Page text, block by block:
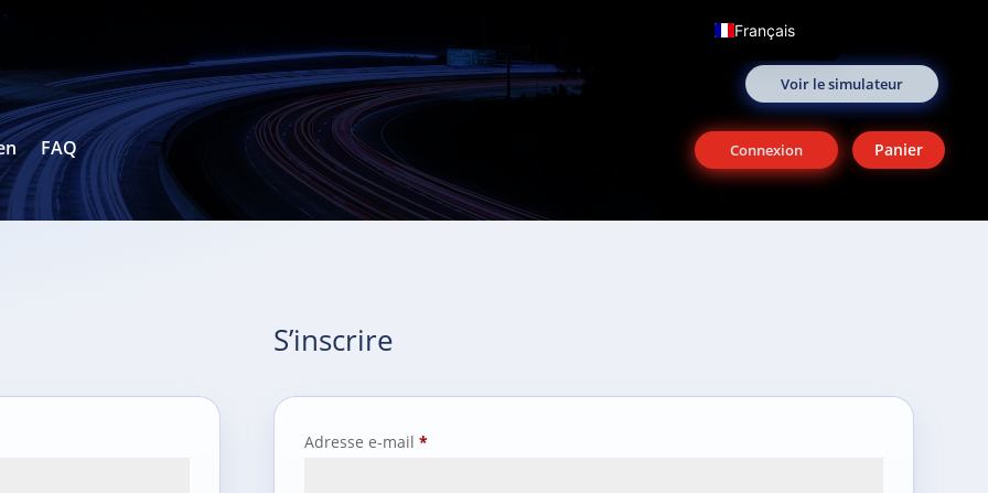
Voir le simulateur
FAQ Connexion Panier
S’inscrire
Adresse e-mail*Obligatoire
Français
English (UK)